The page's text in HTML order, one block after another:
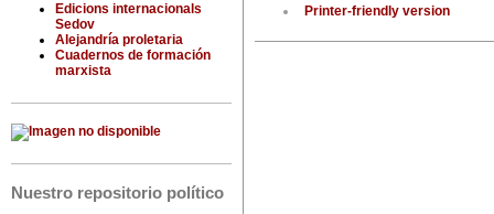
Edicions internacionals
Sedov
Alejandría proletaria
Cuadernos de formación
marxista
Nuestro repositorio político
Printer-friendly version